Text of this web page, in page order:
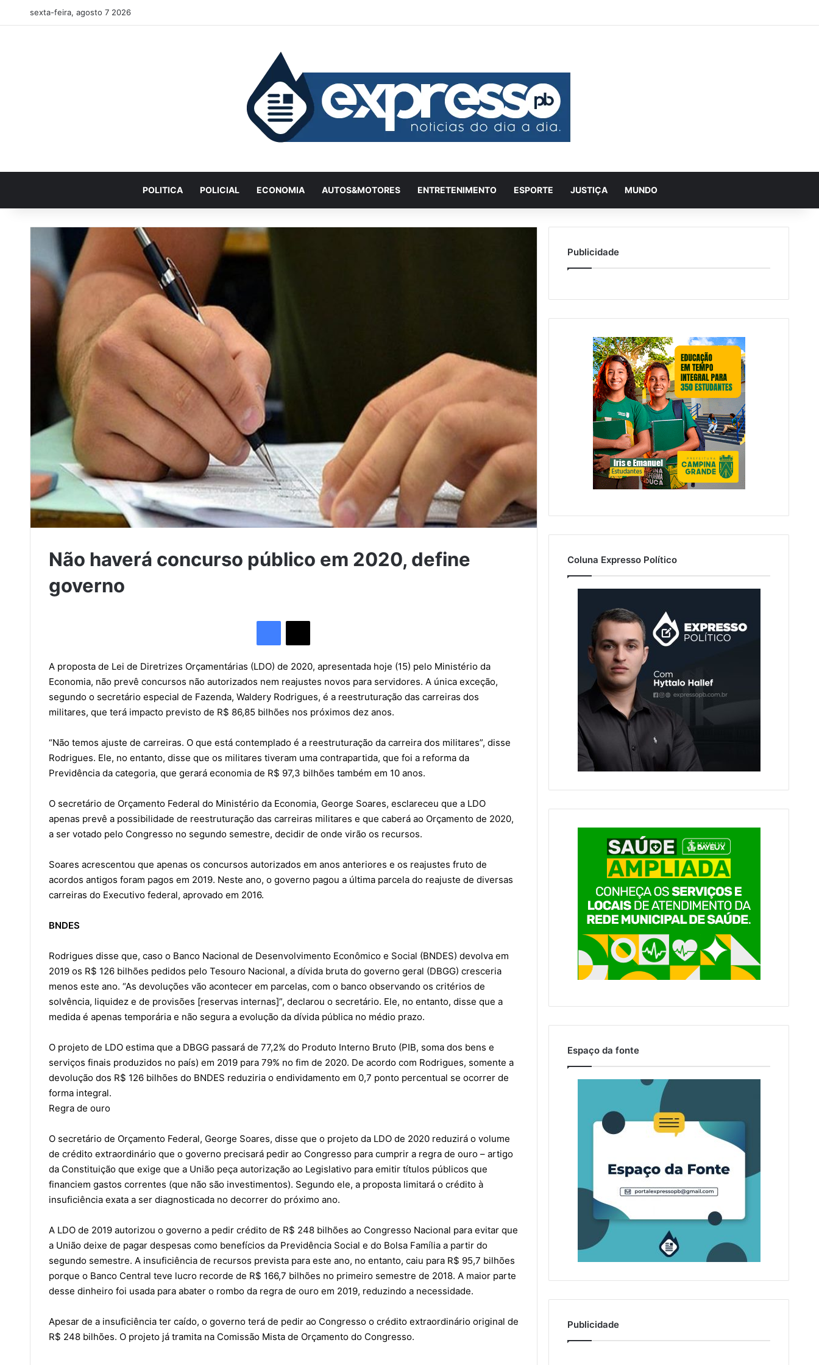
sexta-feira, agosto 7 2026
POLITICA POLICIAL ECONOMIA AUTOS&MOTORES ENTRETENIMENTO ESPORTE JUSTIÇA MUNDO
Não haverá concurso público em 2020, define
governo
A proposta de Lei de Diretrizes Orçamentárias (LDO) de 2020, apresentada hoje (15) pelo Ministério da
Economia, não prevê concursos não autorizados nem reajustes novos para servidores. A única exceção,
segundo o secretário especial de Fazenda, Waldery Rodrigues, é a reestruturação das carreiras dos
militares, que terá impacto previsto de R$ 86,85 bilhões nos próximos dez anos.
“Não temos ajuste de carreiras. O que está contemplado é a reestruturação da carreira dos militares”, disse
Rodrigues. Ele, no entanto, disse que os militares tiveram uma contrapartida, que foi a reforma da
Previdência da categoria, que gerará economia de R$ 97,3 bilhões também em 10 anos.
O secretário de Orçamento Federal do Ministério da Economia, George Soares, esclareceu que a LDO
apenas prevê a possibilidade de reestruturação das carreiras militares e que caberá ao Orçamento de 2020,
a ser votado pelo Congresso no segundo semestre, decidir de onde virão os recursos.
Soares acrescentou que apenas os concursos autorizados em anos anteriores e os reajustes fruto de
acordos antigos foram pagos em 2019. Neste ano, o governo pagou a última parcela do reajuste de diversas
carreiras do Executivo federal, aprovado em 2016.
BNDES
Rodrigues disse que, caso o Banco Nacional de Desenvolvimento Econômico e Social (BNDES) devolva em
2019 os R$ 126 bilhões pedidos pelo Tesouro Nacional, a dívida bruta do governo geral (DBGG) cresceria
menos este ano. “As devoluções vão acontecer em parcelas, com o banco observando os critérios de
solvência, liquidez e de provisões [reservas internas]”, declarou o secretário. Ele, no entanto, disse que a
medida é apenas temporária e não segura a evolução da dívida pública no médio prazo.
O projeto de LDO estima que a DBGG passará de 77,2% do Produto Interno Bruto (PIB, soma dos bens e
serviços finais produzidos no país) em 2019 para 79% no fim de 2020. De acordo com Rodrigues, somente a
devolução dos R$ 126 bilhões do BNDES reduziria o endividamento em 0,7 ponto percentual se ocorrer de
forma integral.
Regra de ouro
O secretário de Orçamento Federal, George Soares, disse que o projeto da LDO de 2020 reduzirá o volume
de crédito extraordinário que o governo precisará pedir ao Congresso para cumprir a regra de ouro – artigo
da Constituição que exige que a União peça autorização ao Legislativo para emitir títulos públicos que
financiem gastos correntes (que não são investimentos). Segundo ele, a proposta limitará o crédito à
insuficiência exata a ser diagnosticada no decorrer do próximo ano.
A LDO de 2019 autorizou o governo a pedir crédito de R$ 248 bilhões ao Congresso Nacional para evitar que
a União deixe de pagar despesas como benefícios da Previdência Social e do Bolsa Família a partir do
segundo semestre. A insuficiência de recursos prevista para este ano, no entanto, caiu para R$ 95,7 bilhões
porque o Banco Central teve lucro recorde de R$ 166,7 bilhões no primeiro semestre de 2018. A maior parte
desse dinheiro foi usada para abater o rombo da regra de ouro em 2019, reduzindo a necessidade.
Apesar de a insuficiência ter caído, o governo terá de pedir ao Congresso o crédito extraordinário original de
R$ 248 bilhões. O projeto já tramita na Comissão Mista de Orçamento do Congresso.
Publicidade
Coluna Expresso Político
Espaço da fonte
Publicidade